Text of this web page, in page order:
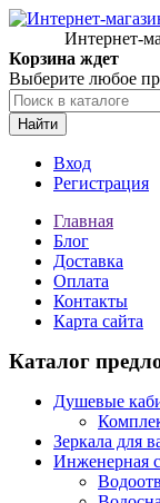
Интернет-
Корзина ждет
Выберите любое
Найти
Вход
Регистрация
Главная
Блог
Доставка
Оплата
Контакты
Карта сайта
Каталог
Душевые
Зеркала для
Инженерная